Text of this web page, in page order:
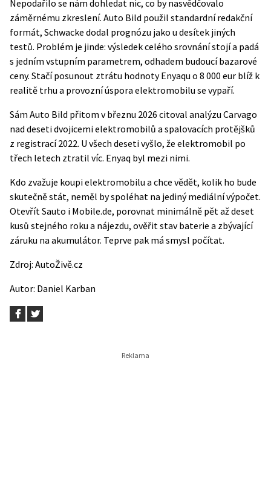
Nepodařilo se nám dohledat nic, co by nasvědčovalo
záměrnému zkreslení. Auto Bild použil standardní redakční
formát, Schwacke dodal prognózu jako u desítek jiných
testů. Problém je jinde: výsledek celého srovnání stojí a padá
s jedním vstupním parametrem, odhadem budoucí bazarové
ceny. Stačí posunout ztrátu hodnoty Enyaqu o 8 000 eur blíž k
realitě trhu a provozní úspora elektromobilu se vypaří.
Sám Auto Bild přitom v březnu 2026 citoval analýzu Carvago
nad deseti dvojicemi elektromobilů a spalovacích protějšků
z registrací 2022. U všech deseti vyšlo, že elektromobil po
třech letech ztratil víc. Enyaq byl mezi nimi.
Kdo zvažuje koupi elektromobilu a chce vědět, kolik ho bude
skutečně stát, neměl by spoléhat na jediný mediální výpočet.
Otevřít Sauto i Mobile.de, porovnat minimálně pět až deset
kusů stejného roku a nájezdu, ověřit stav baterie a zbývající
záruku na akumulátor. Teprve pak má smysl počítat.
Zdroj: AutoŽivě.cz
Autor: Daniel Karban